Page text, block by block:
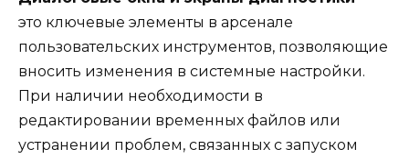
это ключевые элементы в арсенале
пользовательских инструментов, позволяющие
вносить изменения в системные настройки.
При наличии необходимости в
редактировании временных файлов или
устранении проблем, связанных с запуском